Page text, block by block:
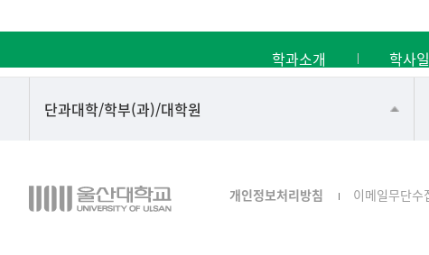
학과소개 학사
단과대학/학부(과)/대학원
▷일본어·일본학과
개인정보처리방침 이메일무단수